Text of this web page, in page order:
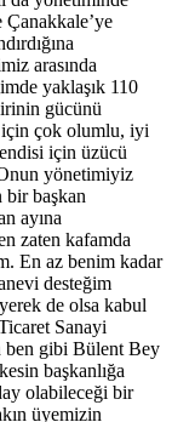
Çanakkale’ye
arasında
yaklaşık 110
gücünü
için çok olumlu, iyi
için üzücü
yönetimiyiz
bir başkan
ayına
zaten kafamda
En az benim kadar
desteğim
de olsa kabul
Sanayi
ben gibi Bülent Bey
başkanlığa
olabileceği bir
üyemizin